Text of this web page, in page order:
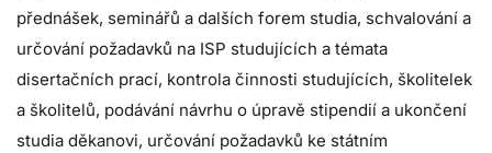
přednášek, seminářů a dalších forem studia, schvalování a
určování požadavků na ISP studujících a témata
disertačních prací, kontrola činnosti studujících, školitelek
a školitelů, podávání návrhu o úpravě stipendií a ukončení
studia děkanovi, určování požadavků ke státním